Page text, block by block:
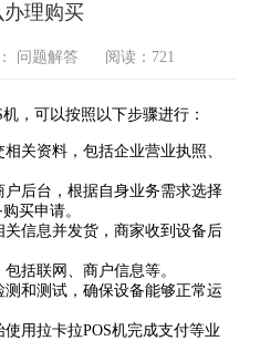
办理购买
问题解答 阅读：721
，可以按照以下步骤进行：
关资料，包括企业营业执照、
后台，根据自身业务需求选择
买申请。
信息并发货，商家收到设备后
括联网、商户信息等。
和测试，确保设备能够正常运
用拉卡拉POS机完成支付等业